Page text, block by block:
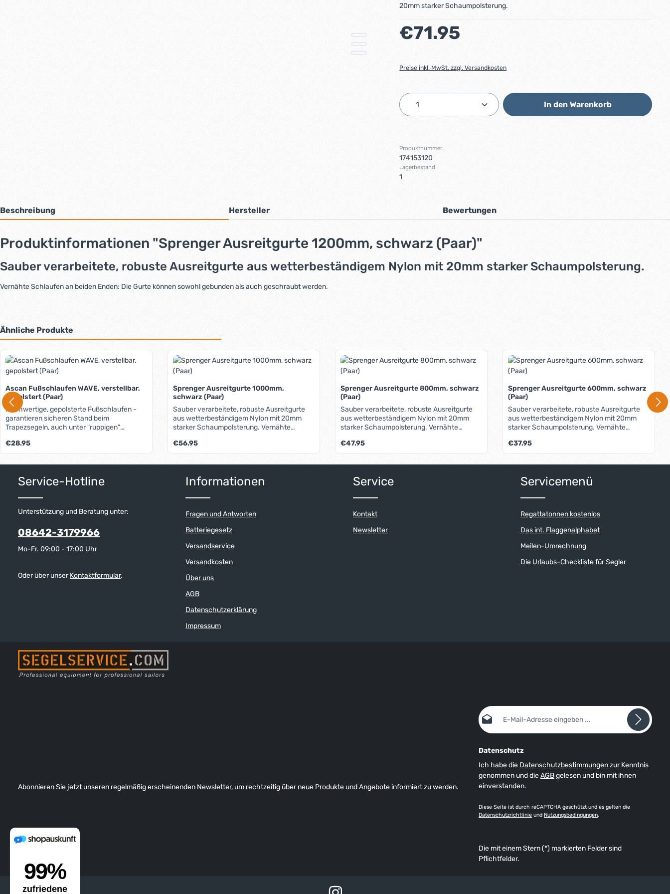
20mm starker Schaumpolsterung.
Regulärer Preis:
€71.95
Preise inkl. MwSt. zzgl. Versandkosten
Produkt Anzahl: Gib den gewünschten Wert ein
In den Warenkorb
Produktnummer:
174153120
Lagerbestand:
1
Beschreibung Hersteller Bewertungen
Produktinformationen "Sprenger Ausreitgurte 1200mm, schwarz (Paar)"
Sauber verarbeitete, robuste Ausreitgurte aus wetterbeständigem Nylon mit 20mm starker Schaumpolsterung.
Vernähte Schlaufen an beiden Enden: Die Gurte können sowohl gebunden als auch geschraubt werden.
Ähnliche Produkte
Produktgalerie überspringen
Ascan Fußschlaufen WAVE, verstellbar,
gepolstert (Paar)
Hochwertige, gepolsterte Fußschlaufen -
garantieren sicheren Stand beim
Trapezsegeln, auch unter "ruppigen"
Klettverschluss einstellbar, passend für jede
Fußgröße, dicke Neoprenpolsterung schont
Füße und Schuhe, formstabil durch
Schraubenlöcher, im Notfall vollständig zu
Regulärer Preis:
€28.95
Sprenger Ausreitgurte 1000mm,
schwarz (Paar)
Sauber verarbeitete, robuste Ausreitgurte
aus wetterbeständigem Nylon mit 20mm
starker Schaumpolsterung. Vernähte
können sowohl gebunden als auch
geschraubt werden.
Regulärer Preis:
€56.95
Sprenger Ausreitgurte 800mm, schwarz
(Paar)
Sauber verarbeitete, robuste Ausreitgurte
aus wetterbeständigem Nylon mit 20mm
starker Schaumpolsterung. Vernähte
können sowohl gebunden als auch
geschraubt werden.
Regulärer Preis:
€47.95
Sprenger Ausreitgurte 600mm, schwarz
(Paar)
Sauber verarbeitete, robuste Ausreitgurte
aus wetterbeständigem Nylon mit 20mm
starker Schaumpolsterung. Vernähte
können sowohl gebunden als auch
geschraubt werden.
Regulärer Preis:
€37.95
Service-Hotline
Unterstützung und Beratung unter:
08642-3179966
Mo-Fr. 09:00 - 17:00 Uhr
Oder über unserKontaktformular.
Informationen
Fragen und Antworten
Batteriegesetz
Versandservice
Versandkosten
Über uns
AGB
Datenschutzerklärung
Impressum
Service
Kontakt
Newsletter
Servicemenü
Regattatonnen kostenlos
Das int. Flaggenalphabet
Meilen-Umrechnung
Die Urlaubs-Checkliste für Segler
Abonnieren Sie jetzt unseren regelmäßig erscheinenden Newsletter, um rechtzeitig über neue Produkte und Angebote informiert zu werden.
E-Mail-Adresse*
Datenschutz
Ich habe die Datenschutzbestimmungenzur Kenntnis
genommen und dieAGBgelesen und bin mit ihnen
einverstanden.
Diese Seite ist durch reCAPTCHA geschützt und es gelten die
Datenschutzrichtlinie und Nutzungsbedingungen.
Die mit einem Stern (*) markierten Felder sind
Pflichtfelder.